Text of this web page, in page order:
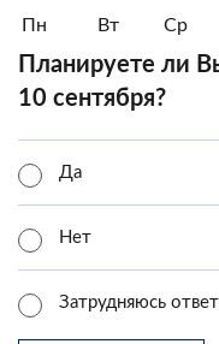
Пн Вт Ср
Планируете ли
10 сентября?
Да
Нет
Затрудняюсь